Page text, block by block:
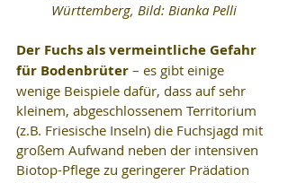
Württemberg, Bild: Bianka Pelli
Der Fuchs als vermeintliche Gefahr
für Bodenbrüter – es gibt einige
wenige Beispiele dafür, dass auf sehr
kleinem, abgeschlossenem Territorium
(z.B. Friesische Inseln) die Fuchsjagd mit
großem Aufwand neben der intensiven
Biotop-Pflege zu geringerer Prädation